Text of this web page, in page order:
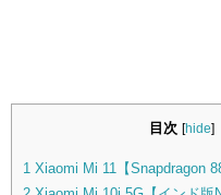
目次 [hide]
1 Xiaomi Mi 11【Snapdragon